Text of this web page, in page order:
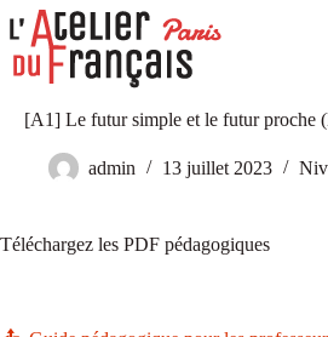
Passer
contenu
résultat
Accueil
Niveaux
Niveaux
expérimentés
[A1] Le futur simple et le futur proche
admin 13 juillet 2023
Téléchargez les PDF pédagogiques